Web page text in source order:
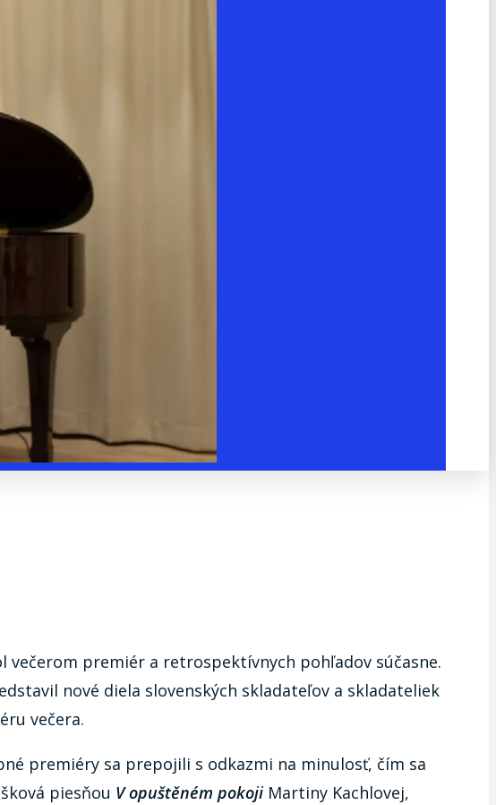
večerom premiér a retrospektívnych pohľadov súčasne.
nové diela slovenských skladateľov a skladateliek
večera.
premiéry sa prepojili s odkazmi na minulosť, čím sa
piesňou V opuštěném pokojiMartiny Kachlovej,